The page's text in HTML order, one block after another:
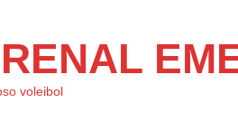
voleibol